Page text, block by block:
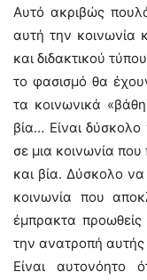
Αυτό ακριβώς
αυτή την κοινωνία
και διδακτικού
το φασισμό θα
τα κοινωνικά
βία… Είναι δύσκολο
σε μια κοινωνία που
και βία. Δύσκολο να
κοινωνία που
έμπρακτα προωθείς
την ανατροπή αυτής
Είναι αυτονόητο